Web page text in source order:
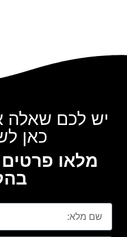
יש לכם שאלה
כאן
מלאו פרטים